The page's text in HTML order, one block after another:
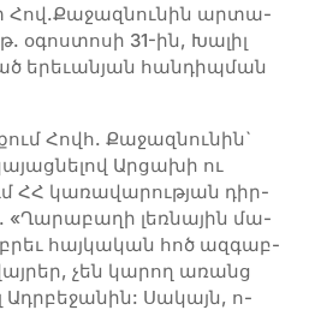
Հով­­.Քա­­­ջազ­­նու­­­նին ար­­տա­­­
թ. օ­­­գոս­­տո­­­սի 31-ին, Խա­­­լիլ
ե­­­րեւա­­նյան հան­­դիպ­­ման
Հովհ. Քա­ջազ­նու­նին`
Ար­ցա­խի ու
ՀՀ կա­ռա­վա­­րու­­թյան դիր­­
«Ղա­­րա­­բա­­ղի լեռ­­նա­­յին մա­­
հայ­­կա­­կան հոծ ազ­­գաբ­­
չեն կա­­րող ա­­ռանց
Ադր­բե­ջա­­նին: Սա­­կայն, ո­